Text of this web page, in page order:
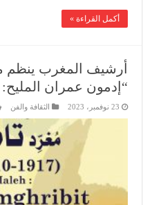
أكمل القراءة »
أرشيف المغرب ينظم
“إدمون عمران
23 نوفمبر، 2023 الثقافة والفن